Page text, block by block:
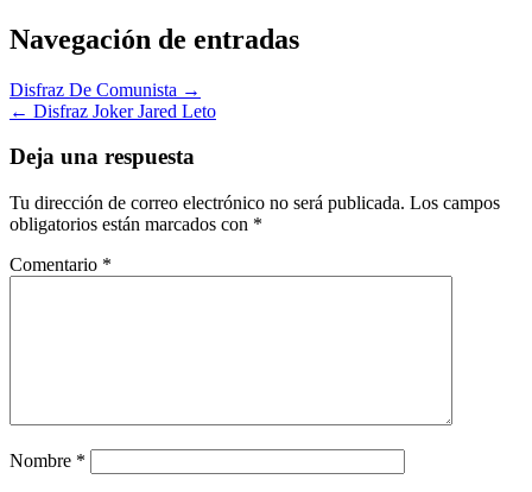
Navegación de entradas
Disfraz De Comunista →
← Disfraz Joker Jared Leto
Deja una respuesta
Tu dirección de correo electrónico no será publicada. Los campos
obligatorios están marcados con *
Comentario *
Nombre *